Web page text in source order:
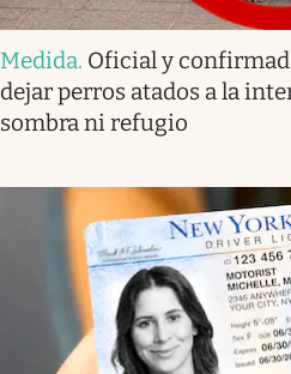
Medida. Oficial y
dejar perros atados a la
sombra ni refugio